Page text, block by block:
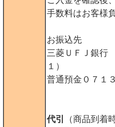
手数料はお客様
お振込先
三菱ＵＦＪ銀行
１）
普通預金０７１
代引
（商品到着